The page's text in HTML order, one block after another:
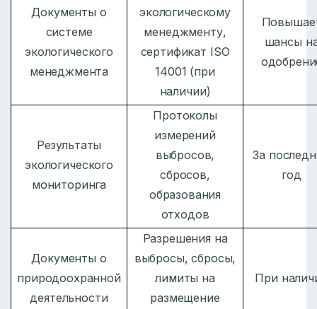
Документы о
системе
экологического
менеджмента
экологическому
менеджменту,
сертификат ISO
14001 (при
наличии)
шансы
Результаты
экологического
мониторинга
Протоколы
измерений
выбросов,
сбросов,
образования
отходов
За
год
Документы о
природоохранной
деятельности
Разрешения на
выбросы, сбросы,
лимиты на
размещение
При